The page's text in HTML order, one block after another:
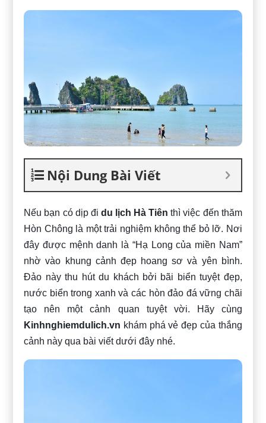
Nội Dung Bài Viết
Nếu bạn có dịp đi du lịch Hà Tiên thì việc đến thăm
Hòn Chông là một trải nghiệm không thể bỏ lỡ. Nơi
đây được mệnh danh là “Hạ Long của miền Nam”
nhờ vào khung cảnh đẹp hoang sơ và yên bình.
Đảo này thu hút du khách bởi bãi biển tuyệt đẹp,
nước biển trong xanh và các hòn đảo đá vững chãi
tạo nên một cảnh quan tuyệt vời. Hãy cùng
Kinhnghiemdulich.vn khám phá vẻ đẹp của thắng
cảnh này qua bài viết dưới đây nhé.